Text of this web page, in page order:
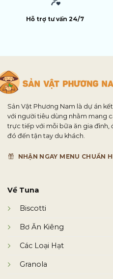
Hỗ trợ tư vấn 24/7
Sản Vật Phương Nam là dự án
với người tiêu dùng nhằm mang
trực tiếp với mỗi bữa ăn gia đình,
đó đến tận tay du khách.
NHẬN NGAY MENU CHUẨN
Về Tuna
Biscotti
Bơ Ăn Kiêng
Các Loại Hạt
Granola